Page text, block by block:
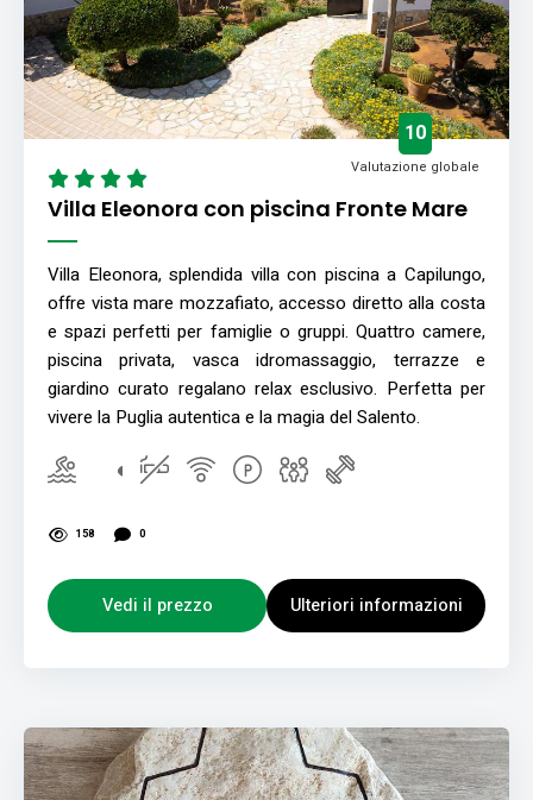
Villa Eleonora con piscina Fronte Mare
10
Valutazione globale
Villa Eleonora, splendida villa con piscina a Capilungo,
offre vista mare mozzafiato, accesso diretto alla costa
e spazi perfetti per famiglie o gruppi. Quattro camere,
piscina privata, vasca idromassaggio, terrazze e
giardino curato regalano relax esclusivo. Perfetta per
vivere la Puglia autentica e la magia del Salento.
158 0
Vedi il prezzo Ulteriori informazioni